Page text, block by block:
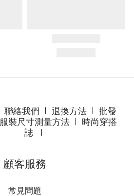
聯絡我們 l 退換方法l 批發
服裝尺寸測量方法 l 時尚穿搭
誌l
顧客服務
常見問題